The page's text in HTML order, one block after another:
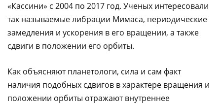
«Кассини» с 2004 по 2017 год. Ученых интересовали
так называемые либрации Мимаса, периодические
замедления и ускорения в его вращении, а также
сдвиги в положении его орбиты.
Как объясняют планетологи, сила и сам факт
наличия подобных сдвигов в характере вращения и
положении орбиты отражают внутреннее